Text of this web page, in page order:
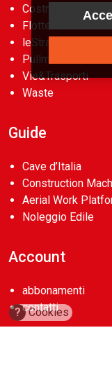
Costruzioni
Flotte&Finanza
leStrade
Pullman
Vie&Trasporti
Waste
Guide
Cave d’Italia
Construction
Aerial Work
Noleggio Edile
Account
abbonamenti
contatti
? Cookies